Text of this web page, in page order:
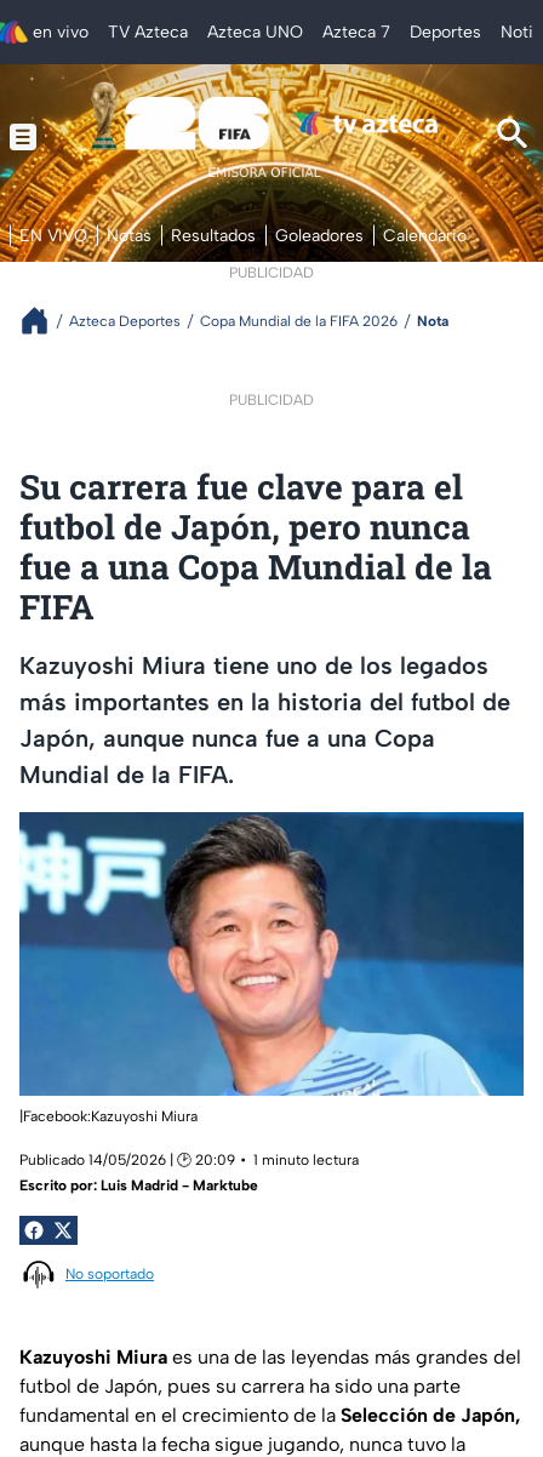
en vivo TV Azteca Azteca UNO Azteca 7 Deportes
EN VIVO Notas Resultados Goleadores Calendario
PUBLICIDAD
Azteca Deportes Copa Mundial de la FIFA 2026 Nota
PUBLICIDAD
Su carrera fue clave para el
futbol de Japón, pero nunca
fue a una Copa Mundial de la
FIFA
Kazuyoshi Miura tiene uno de los legados
más importantes en la historia del futbol de
Japón, aunque nunca fue a una Copa
Mundial de la FIFA.
|Facebook:Kazuyoshi Miura
Publicado 14/05/2026 | 🕑 20:09
1 minuto lectura
Escrito por: Luis Madrid - Marktube
No soportado
Kazuyoshi Miura es una de las leyendas más grandes del
futbol de Japón, pues su carrera ha sido una parte
fundamental en el crecimiento de la Selección de Japón,
aunque hasta la fecha sigue jugando, nunca tuvo la